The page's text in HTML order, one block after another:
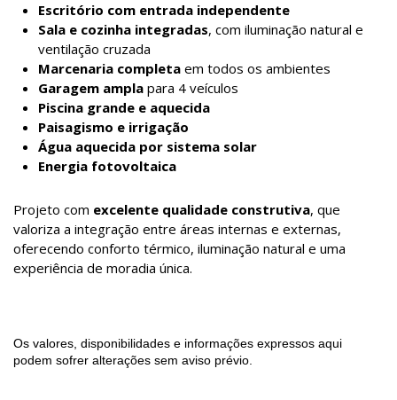
Escritório com entrada independente
Sala e cozinha integradas, com iluminação natural e
ventilação cruzada
Marcenaria completaem todos os ambientes
Garagem amplapara 4 veículos
Piscina grande e aquecida
Paisagismo e irrigação
Água aquecida por sistema solar
Energia fotovoltaica
Projeto com excelente qualidade construtiva, que
valoriza a integração entre áreas internas e externas,
oferecendo conforto térmico, iluminação natural e uma
experiência de moradia única.
Os valores, disponibilidades e informações expressos aqui
podem sofrer alterações sem aviso prévio.